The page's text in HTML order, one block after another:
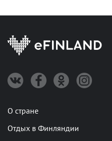
О стране
Отдых в Финляндии